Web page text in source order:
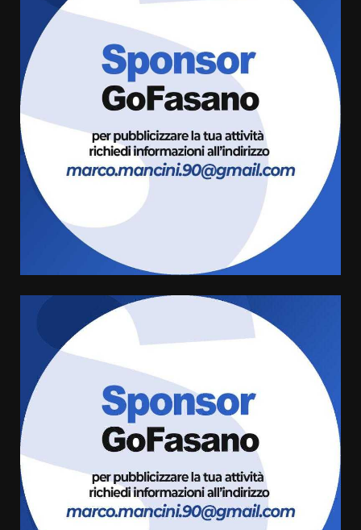
Fasanese ferito a colpi di arma
da fuoco
6 Agosto 2026 18:13
Carta d’identità: continua il piano
di aperture straordinarie del
Comune di Fasano
cittadina di Fratelli d’Italia,
pronta a tornare in Consiglio
comunale
6 Agosto 2026 08:00
Cura dei beni comuni e
cittadinanza attiva: online
l’avviso per la gestione
condivisa della Villetta di
Laureto
La magia del Minareto e la prima
assoluta de “L’Albergo
Belvedere. Il rapimento”